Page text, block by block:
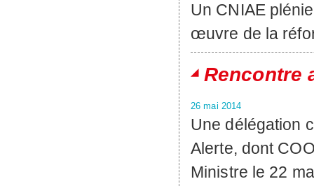
Un CNIAE
œuvre de la
Rencontre
26 mai 2014
Une délégation
Alerte, dont
Ministre le 22